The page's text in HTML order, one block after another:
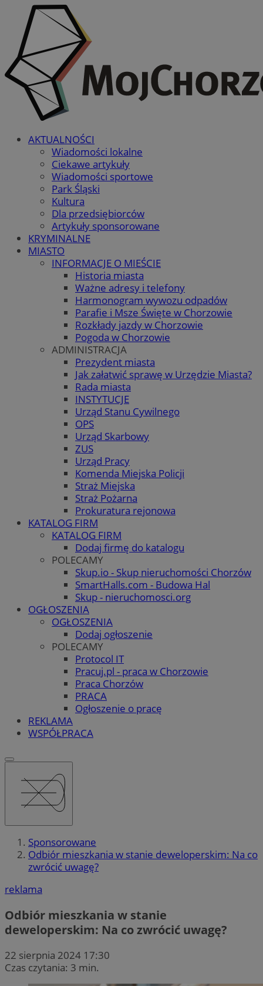
AKTUALNOŚCI
Wiadomości lokalne
Ciekawe artykuły
Wiadomości sportowe
Park Śląski
Kultura
Dla przedsiębiorców
Artykuły sponsorowane
KRYMINALNE
MIASTO
INFORMACJE O MIEŚCIE
Historia miasta
Ważne adresy i telefony
Harmonogram wywozu odpadów
Parafie i Msze Święte w Chorzowie
Rozkłady jazdy w Chorzowie
Pogoda w Chorzowie
ADMINISTRACJA
Prezydent miasta
Jak załatwić sprawę w Urzędzie Miasta?
Rada miasta
INSTYTUCJE
Urząd Stanu Cywilnego
OPS
Urząd Skarbowy
ZUS
Urząd Pracy
Komenda Miejska Policji
Straż Miejska
Straż Pożarna
Prokuratura rejonowa
KATALOG FIRM
KATALOG FIRM
Dodaj firmę do katalogu
POLECAMY
Skup.io - Skup nieruchomości Chorzów
SmartHalls.com - Budowa Hal
Skup - nieruchomosci.org
OGŁOSZENIA
OGŁOSZENIA
Dodaj ogłoszenie
POLECAMY
Protocol IT
Pracuj.pl - praca w Chorzowie
Praca Chorzów
PRACA
Ogłoszenie o pracę
REKLAMA
WSPÓŁPRACA
Sponsorowane
Odbiór mieszkania w stanie deweloperskim: Na co
zwrócić uwagę?
reklama
Odbiór mieszkania w stanie
deweloperskim: Na co zwrócić uwagę?
22 sierpnia 2024 17:30
Czas czytania: 3 min.